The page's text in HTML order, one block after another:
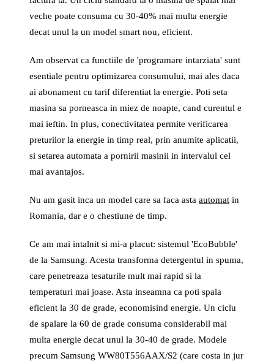
veche poate consuma cu 30-40% mai multa energie
decat unul la un model smart nou, eficient.
Am observat ca functiile de 'programare intarziata' sunt
esentiale pentru optimizarea consumului, mai ales daca
ai abonament cu tarif diferentiat la energie. Poti seta
masina sa porneasca in miez de noapte, cand curentul e
mai ieftin. In plus, conectivitatea permite verificarea
preturilor la energie in timp real, prin anumite aplicatii,
si setarea automata a pornirii masinii in intervalul cel
mai avantajos.
Nu am gasit inca un model care sa faca asta automat in
Romania, dar e o chestiune de timp.
Ce am mai intalnit si mi-a placut: sistemul 'EcoBubble'
de la Samsung. Acesta transforma detergentul in spuma,
care penetreaza tesaturile mult mai rapid si la
temperaturi mai joase. Asta inseamna ca poti spala
eficient la 30 de grade, economisind energie. Un ciclu
de spalare la 60 de grade consuma considerabil mai
multa energie decat unul la 30-40 de grade. Modele
precum Samsung WW80T556AAX/S2 (care costa in jur